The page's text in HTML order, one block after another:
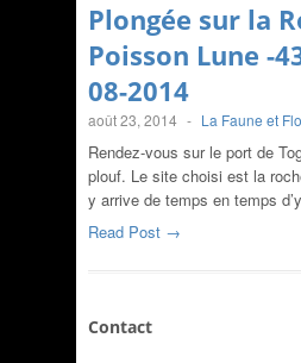
Plongée sur la
Poisson Lune -
08-2014
août 23, 2014 - La Faune et
Rendez-vous sur le port de
plouf. Le site choisi est la
y arrive de temps en temps
Read Post →
Contact